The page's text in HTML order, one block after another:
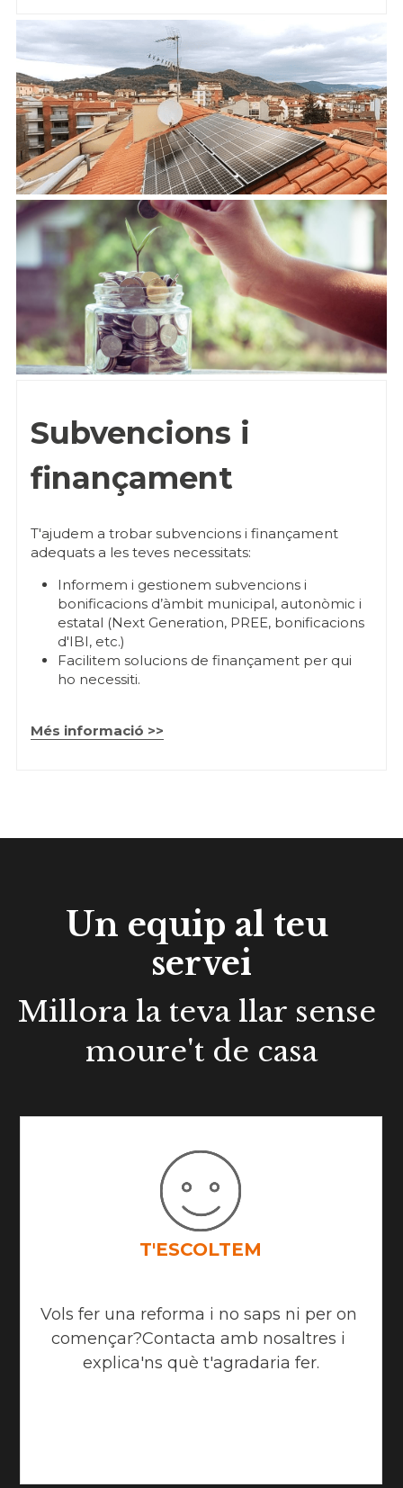
Subvencions i
finançament
T'ajudem a trobar subvencions i finançament
adequats a les teves necessitats:
Informem i gestionem subvencions i
bonificacions d’àmbit municipal, autonòmic i
estatal (Next Generation, PREE, bonificacions
d'IBI, etc.)
Facilitem solucions de finançament per qui
ho necessiti.
Més informació >>
Un equip al teu
servei
Millora la teva llar sense
moure't de casa
T'ESCOLTEM
Vols fer una reforma i no saps ni per on
començar?Contacta amb nosaltres i
explica'ns què t'agradaria fer.